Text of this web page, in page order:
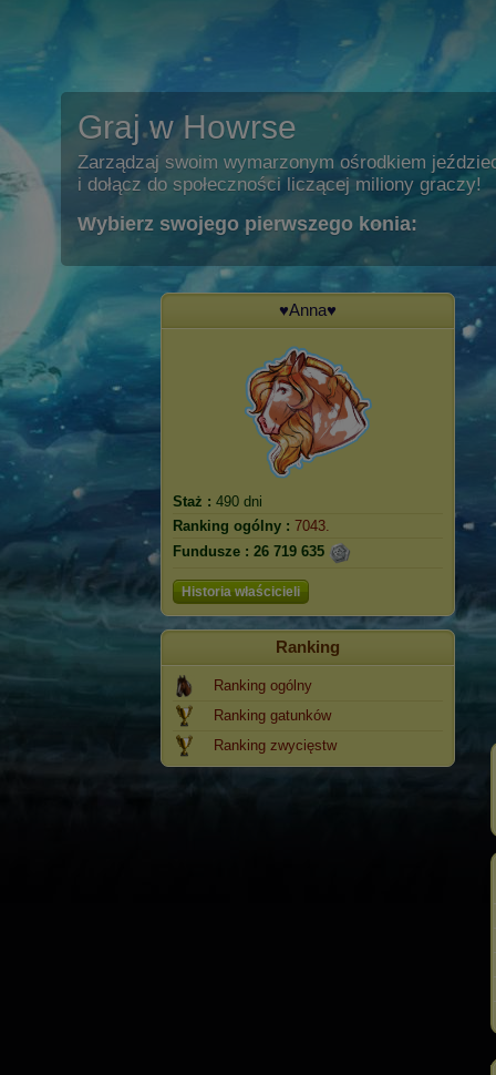
Graj w Howrse
Zarządzaj swoim wymarzonym ośrodkiem
i dołącz do społeczności liczącej miliony graczy!
Wybierz swojego pierwszego konia:
♥Anna♥
Staż : 490 dni
Ranking ogólny : 7043.
Fundusze : 26 719 635
Historia właścicieli
Ranking
Ranking ogólny
Ranking gatunków
Ranking zwycięstw